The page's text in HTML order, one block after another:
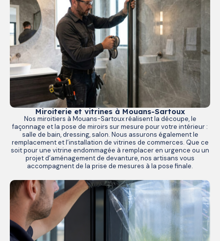
Miroiterie et vitrines à Mouans-Sartoux
Nos miroitiers à Mouans-Sartoux réalisent la découpe, le
façonnage et la pose de miroirs sur mesure pour votre intérieur :
salle de bain, dressing, salon. Nous assurons également le
remplacement et l’installation de vitrines de commerces. Que ce
soit pour une vitrine endommagée à remplacer en urgence ou un
projet d’aménagement de devanture, nos artisans vous
accompagnent de la prise de mesures à la pose finale.